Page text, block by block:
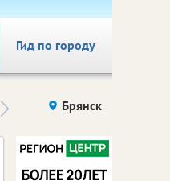
Гид по городу
Происшествия Здоровье
Брянск